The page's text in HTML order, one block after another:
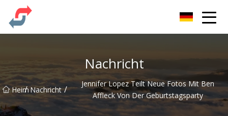
Nachricht
Heim
/ Nachricht /
Jennifer Lopez Teilt Neue Fotos Mit Ben
Affleck Von Der Geburtstagsparty